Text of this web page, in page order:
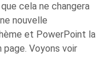
cela ne changera
nouvelle
et PowerPoint la
Voyons voir